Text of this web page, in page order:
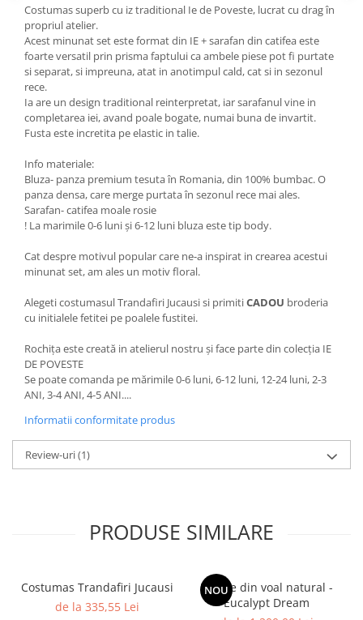
Costumas superb cu iz traditional Ie de Poveste, lucrat cu drag în
propriul atelier.
Acest minunat set este format din IE + sarafan din catifea este
foarte versatil prin prisma faptului ca ambele piese pot fi purtate
si separat, si impreuna, atat in anotimpul cald, cat si in sezonul
rece.
Ia are un design traditional reinterpretat, iar sarafanul vine in
completarea iei, avand poale bogate, numai buna de invartit.
Fusta este incretita pe elastic in talie.
Info materiale:
Bluza- panza premium tesuta în Romania, din 100% bumbac. O
panza densa, care merge purtata în sezonul rece mai ales.
Sarafan- catifea moale rosie
! La marimile 0-6 luni și 6-12 luni bluza este tip body.
Cat despre motivul popular care ne-a inspirat in crearea acestui
minunat set, am ales un motiv floral.
Alegeti costumasul Trandafiri Jucausi si primitiCADOU broderia
cu initialele fetitei pe poalele fustitei.
Rochița este creată in atelierul nostru și face parte din colecția IE
DE POVESTE
Se poate comanda pe mărimile 0-6 luni, 6-12 luni, 12-24 luni, 2-3
ANI, 3-4 ANI, 4-5 ANI....
Informatii conformitate produs
Review-uri(1)
PRODUSE SIMILARE
Costumas Trandafiri Jucausi
de la 335,55 Lei
NOU
Rochie din voal natural -
Eucalypt Dream